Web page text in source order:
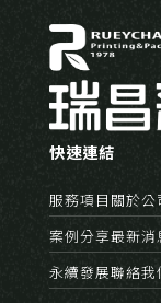
快速連結
服務項目
案例分享
永續發展
關於公
最新消
聯絡我